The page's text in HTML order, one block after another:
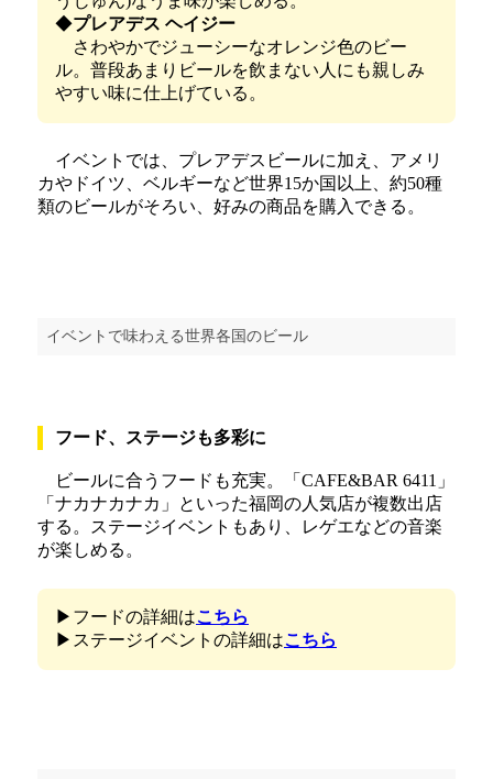
◆プレアデス ヘイジー
さわやかでジューシーなオレンジ色のビー
ル。普段あまりビールを飲まない人にも親しみ
やすい味に仕上げている。
イベントでは、プレアデスビールに加え、アメリ
カやドイツ、ベルギーなど世界15か国以上、約50種
類のビールがそろい、好みの商品を購入できる。
イベントで味わえる世界各国のビール
フード、ステージも多彩に
ビールに合うフードも充実。「CAFE&BAR 6411」
「ナカナカナカ」といった福岡の人気店が複数出店
する。ステージイベントもあり、レゲエなどの音楽
が楽しめる。
▶フードの詳細はこちら
▶ステージイベントの詳細はこちら